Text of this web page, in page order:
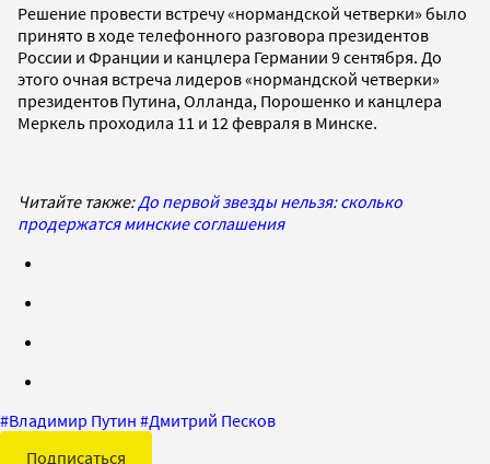
Решение провести встречу «нормандской четверки» было
принято в ходе телефонного разговора президентов
России и Франции и канцлера Германии 9 сентября. До
этого очная встреча лидеров «нормандской четверки»
президентов Путина, Олланда, Порошенко и канцлера
Меркель проходила 11 и 12 февраля в Минске.
Читайте также:До первой звезды нельзя: сколько
продержатся минские соглашения
#Владимир Путин #Дмитрий Песков
Подписаться